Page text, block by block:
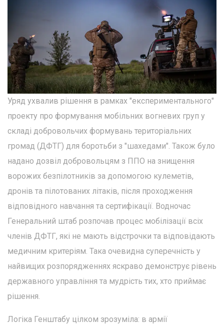
Уряд ухвалив рішення в рамках "експериментального"
проекту про формування мобільних вогневих груп у
складі добровольчих формувань територіальних
громад (ДФТГ) для боротьби з "шахедами". Також було
надано дозвіл добровольцям з ППО на знищення
ворожих безпілотників за допомогою кулеметів,
дронів та пілотованих літаків, після проходження
відповідного навчання та сертифікації. Водночас
Генеральний штаб розпочав процес мобілізації всіх
членів ДФТГ, які не мають відстрочки та відповідають
медичним критеріям. Така очевидна суперечність у
найвищих розпорядженнях яскраво демонструє рівень
державного управління та мудрість тих, хто приймає
рішення.
Логіка Генштабу цілком зрозуміла: в армії